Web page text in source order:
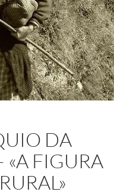
DA
«A FIGURA